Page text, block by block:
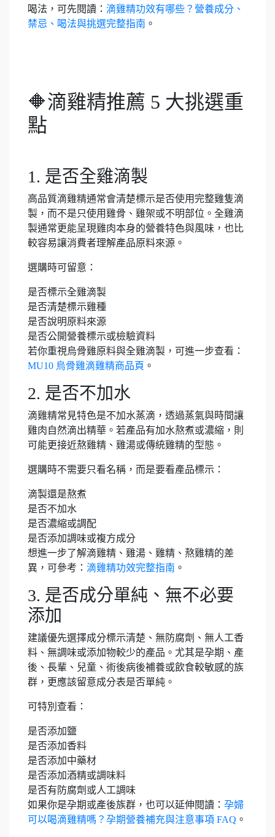
喝法，可先閱讀： 滴雞精功效有哪些？營養成分、
禁忌、喝法與挑選完整指南 。
🔶滴雞精推薦 5 大挑選重
點
1. 是否全雞滴製
高品質滴雞精通常會清楚標示是否使用完整雞隻滴
製，而不是只使用雞骨、雞架或不明部位。全雞滴
製通常更能呈現雞肉本身的營養特色與風味，也比
較容易讓消費者理解產品原料來源。
選購時可留意：
是否標示全雞滴製
是否清楚標示雞種
是否說明原料來源
是否公開營養標示或檢驗資料
若你重視烏骨雞原料與全雞滴製，可進一步查看：
MU10 烏骨雞滴雞精商品頁 。
2. 是否不加水
滴雞精常見特色是不加水蒸滴，透過蒸氣與時間讓
雞肉自然滴出精華。若產品有加水熬煮或濃縮，則
可能更接近熬雞精、雞湯或傳統雞精的型態。
選購時不需要只看名稱，而是要看產品標示：
滴製還是熬煮
是否不加水
是否濃縮或調配
是否添加調味或複方成分
想進一步了解滴雞精、雞湯、雞精、熬雞精的差
異，可參考： 滴雞精功效完整指南 。
3. 是否成分單純、無不必要
添加
建議優先選擇成分標示清楚、無防腐劑、無人工香
料、無調味或添加物較少的產品。尤其是孕期、產
後、長輩、兒童、術後病後補養或飲食較敏感的族
群，更應該留意成分表是否單純。
可特別查看：
是否添加鹽
是否添加香料
是否添加中藥材
是否添加酒精或調味料
是否有防腐劑或人工調味
如果你是孕期或產後族群，也可以延伸閱讀： 孕婦
可以喝滴雞精嗎？孕期營養補充與注意事項 FAQ 。